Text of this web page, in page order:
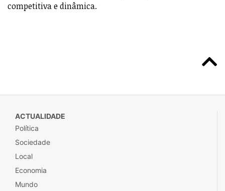
competitiva e dinâmica.
ACTUALIDADE
Política
Sociedade
Local
Economia
Mundo